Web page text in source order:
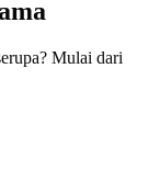
Mulai dari